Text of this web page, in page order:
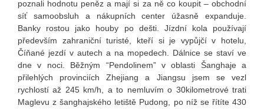
poznali hodnotu peněz a mají si za ně co koupit – obchodní
síť samoobsluh a nákupních center úžasně expanduje.
Banky rostou jako houby po dešti. Jízdní kola používají
především zahraniční turisté, kteří si je vypůjčí v hotelu,
Číňané jezdí v autech a na mopedech. Dálnice se staví ve
dne v noci. Běžným “Pendolinem” v oblasti Šanghaje a
přilehlých provinciích Zhejiang a Jiangsu jsem se vezl
rychlostí až 245 km/h, a to nemluvím o 30kilometrové trati
Maglevu z šanghajského letiště Pudong, po níž se řítíte 430